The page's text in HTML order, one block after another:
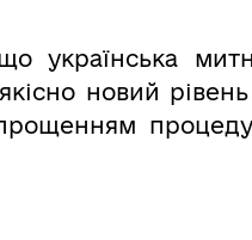
українська
новий